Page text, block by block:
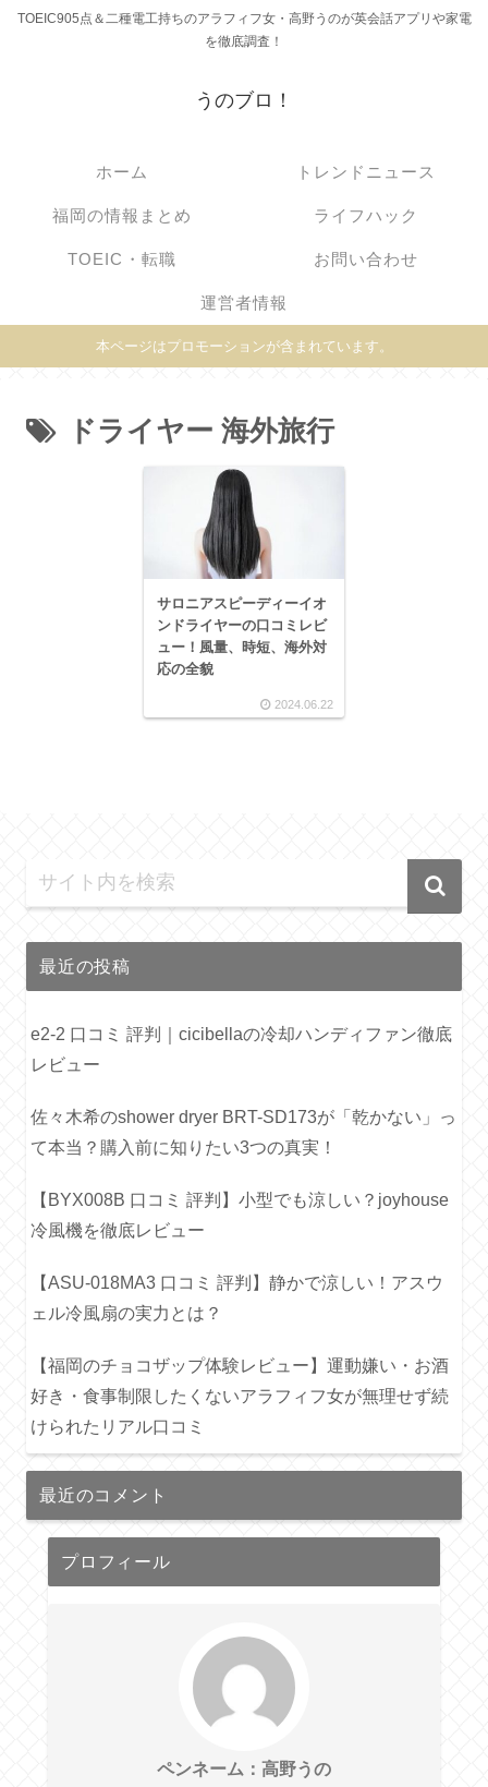
TOEIC905点＆二種電工持ちのアラフィフ女・高野うのが英会話アプリや家電
を徹底調査！
うのブロ！
ホーム トレンドニュース
福岡の情報まとめ ライフハック
TOEIC・転職 お問い合わせ
運営者情報
本ページはプロモーションが含まれています。
ドライヤー 海外旅行
サロニアスピーディーイオ
ンドライヤーの口コミレビ
ュー！風量、時短、海外対
応の全貌
2024.06.22
最近の投稿
e2-2 口コミ 評判｜cicibellaの冷却ハンディファン徹底
レビュー
佐々木希のshower dryer BRT-SD173が「乾かない」っ
て本当？購入前に知りたい3つの真実！
【BYX008B 口コミ 評判】小型でも涼しい？joyhouse
冷風機を徹底レビュー
【ASU-018MA3 口コミ 評判】静かで涼しい！アスウ
ェル冷風扇の実力とは？
【福岡のチョコザップ体験レビュー】運動嫌い・お酒
好き・食事制限したくないアラフィフ女が無理せず続
けられたリアル口コミ
最近のコメント
プロフィール
ペンネーム：高野うの